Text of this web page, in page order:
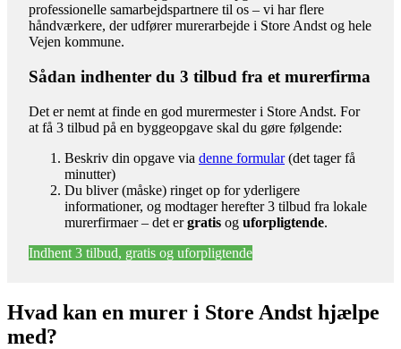
professionelle samarbejdspartnere til os – vi har flere
håndværkere, der udfører murerarbejde i Store Andst og hele
Vejen kommune.
Sådan indhenter du 3 tilbud fra et murerfirma
Det er nemt at finde en god murermester i Store Andst. For
at få 3 tilbud på en byggeopgave skal du gøre følgende:
Beskriv din opgave via denne formular(det tager få
minutter)
Du bliver (måske) ringet op for yderligere
informationer, og modtager herefter 3 tilbud fra lokale
murerfirmaer – det ergratis og uforpligtende.
Indhent 3 tilbud, gratis og uforpligtende
Hvad kan en murer i Store Andst hjælpe
med?